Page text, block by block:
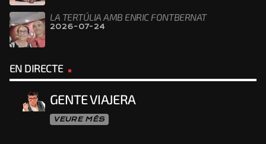
LA TERTÚLIA AMB ENRIC FONTBERNAT
2026-07-24
EN DIRECTE
GENTE VIAJERA
VEURE MÉS